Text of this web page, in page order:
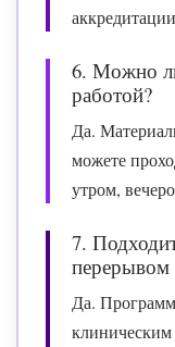
6. Можно
работой?
Да.
можете
утром,
7.
перерывом
Да.